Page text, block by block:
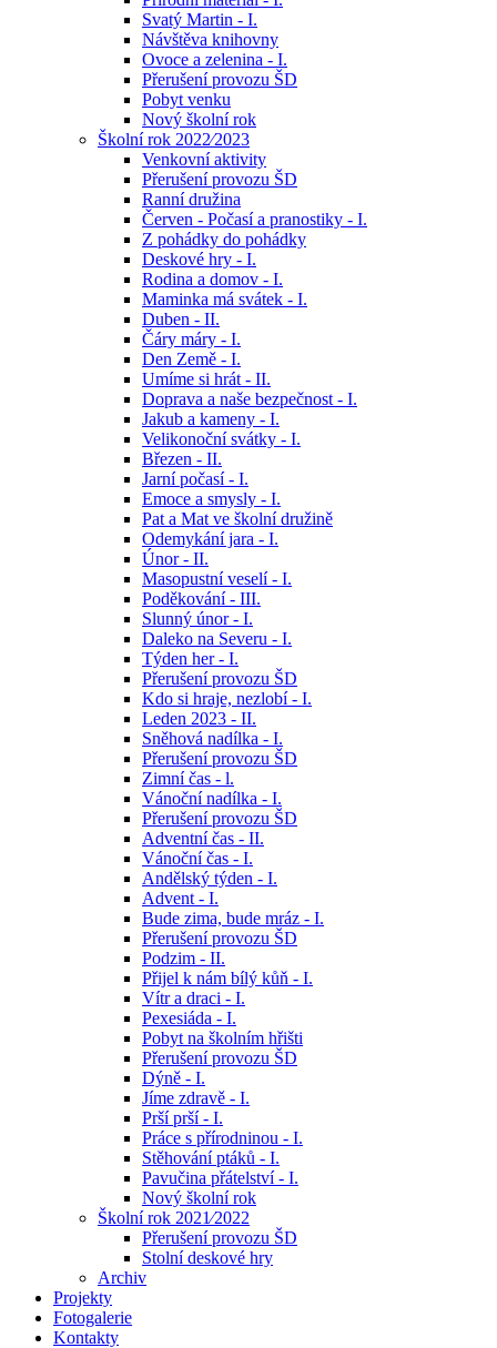
Svatý Martin - I.
Návštěva knihovny
Ovoce a zelenina - I.
Přerušení provozu ŠD
Pobyt venku
Nový školní rok
Školní rok 2022⁄2023
Venkovní aktivity
Přerušení provozu ŠD
Ranní družina
Červen - Počasí a pranostiky - I.
Z pohádky do pohádky
Deskové hry - I.
Rodina a domov - I.
Maminka má svátek - I.
Duben - II.
Čáry máry - I.
Den Země - I.
Umíme si hrát - II.
Doprava a naše bezpečnost - I.
Jakub a kameny - I.
Velikonoční svátky - I.
Březen - II.
Jarní počasí - I.
Emoce a smysly - I.
Pat a Mat ve školní družině
Odemykání jara - I.
Únor - II.
Masopustní veselí - I.
Poděkování - III.
Slunný únor - I.
Daleko na Severu - I.
Týden her - I.
Přerušení provozu ŠD
Kdo si hraje, nezlobí - I.
Leden 2023 - II.
Sněhová nadílka - I.
Přerušení provozu ŠD
Zimní čas - l.
Vánoční nadílka - I.
Přerušení provozu ŠD
Adventní čas - II.
Vánoční čas - I.
Andělský týden - I.
Advent - I.
Bude zima, bude mráz - I.
Přerušení provozu ŠD
Podzim - II.
Přijel k nám bílý kůň - I.
Vítr a draci - I.
Pexesiáda - I.
Pobyt na školním hřišti
Přerušení provozu ŠD
Dýně - I.
Jíme zdravě - I.
Prší prší - I.
Práce s přírodninou - I.
Stěhování ptáků - I.
Pavučina přátelství - I.
Nový školní rok
Školní rok 2021⁄2022
Přerušení provozu ŠD
Stolní deskové hry
Archiv
Projekty
Fotogalerie
Kontakty